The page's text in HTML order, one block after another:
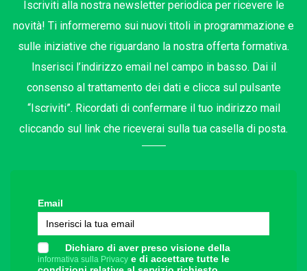
Iscriviti alla nostra newsletter periodica per ricevere le
novità! Ti informeremo sui nuovi titoli in programmazione e
sulle iniziative che riguardano la nostra offerta formativa.
Inserisci l’indirizzo email nel campo in basso. Dai il
consenso al trattamento dei dati e clicca sul pulsante
“Iscriviti”. Ricordati di confermare il tuo indirizzo mail
cliccando sul link che riceverai sulla tua casella di posta.
Email
Dichiaro di aver preso visione della
informativa sulla Privacy e di accettare tutte le